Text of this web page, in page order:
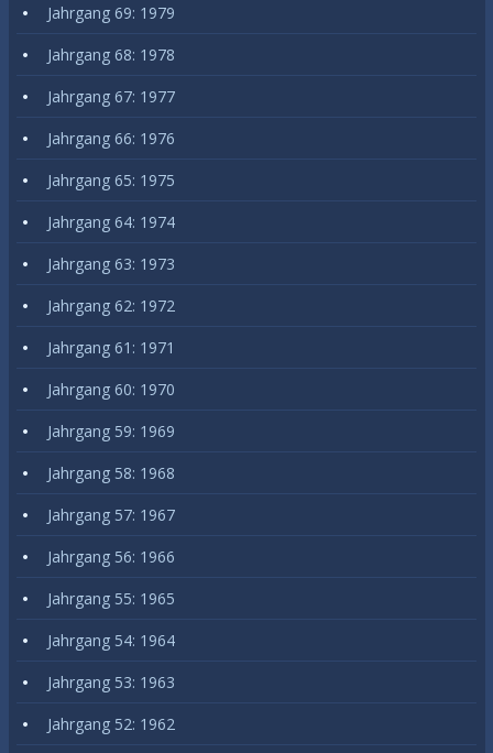
Jahrgang 69: 1979
Jahrgang 68: 1978
Jahrgang 67: 1977
Jahrgang 66: 1976
Jahrgang 65: 1975
Jahrgang 64: 1974
Jahrgang 63: 1973
Jahrgang 62: 1972
Jahrgang 61: 1971
Jahrgang 60: 1970
Jahrgang 59: 1969
Jahrgang 58: 1968
Jahrgang 57: 1967
Jahrgang 56: 1966
Jahrgang 55: 1965
Jahrgang 54: 1964
Jahrgang 53: 1963
Jahrgang 52: 1962